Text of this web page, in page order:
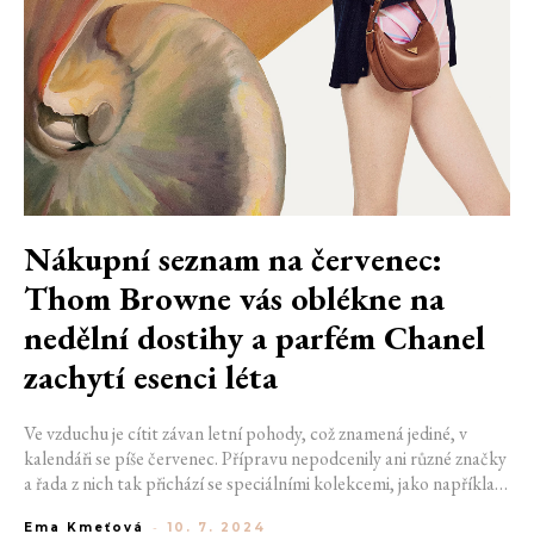
Nákupní seznam na červenec:
Thom Browne vás oblékne na
nedělní dostihy a parfém Chanel
zachytí esenci léta
Ve vzduchu je cítit závan letní pohody, což znamená jediné, v
kalendáři se píše červenec. Přípravu nepodcenily ani různé značky
a řada z nich tak přichází se speciálními kolekcemi, jako například
Ema Kmeťová - 10. 7. 2024